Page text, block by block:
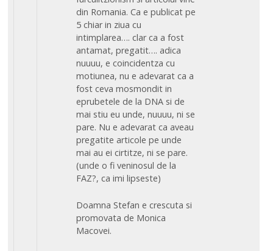
din Romania. Ca e publicat pe
5 chiar in ziua cu
intimplarea…. clar ca a fost
antamat, pregatit…. adica
nuuuu, e coincidentza cu
motiunea, nu e adevarat ca a
fost ceva mosmondit in
eprubetele de la DNA si de
mai stiu eu unde, nuuuu, ni se
pare. Nu e adevarat ca aveau
pregatite articole pe unde
mai au ei cirtitze, ni se pare.
(unde o fi veninosul de la
FAZ?, ca imi lipseste)
Doamna Stefan e crescuta si
promovata de Monica
Macovei.